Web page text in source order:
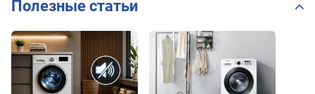
Полезные статьи